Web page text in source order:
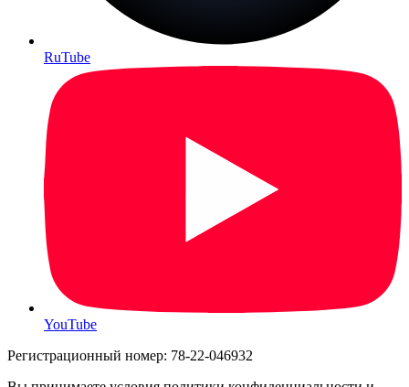
RuTube
YouTube
Регистрационный номер: 78-22-046932